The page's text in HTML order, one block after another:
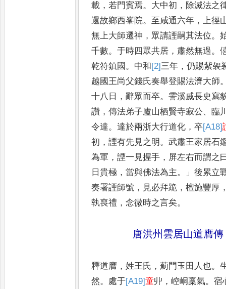
載 ，若門賓焉。 大中初 ， 除滅法之
還故鄉西峯院。至咸通六年 ，上徑
無上大師遷神 ， 眾請諲嗣其法位。
千數。于時四眾共居 ， 肅然無過。
乾符鎮國 。 中和[2]三年 ，仍賜紫袈
越國王尚父錢氏奏舉登賜法濟大師
十八日 ，辭眾而卒。霅溪戚長史寫
讚 ，傳法弟子廬山栖賢寺寂公、臨
令達。達於兩浙大行道化 ，卒[A18]
初 ，諲有先見之明。武肅王家居石
為軍 ，諲一見握手 ， 屏左右而謂之
日貴極 ，當與佛法為主。」後累立
奏署諲師號 ， 見必拜跪 ，檀施豐厚
執喪禮 ，念微時之言矣。
唐洪州雲居山道膺傳
釋道膺 ，姓王氏 ，薊門玉田人也。
然。 處于[A19]童丱 ，崆峒稟氣。宿